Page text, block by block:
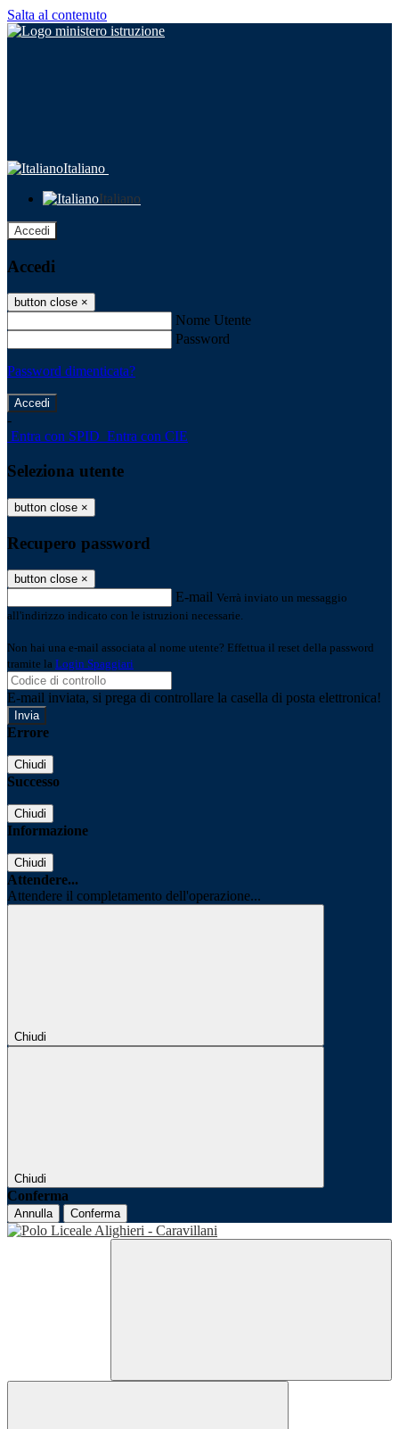
Salta al contenuto
Italiano
Italiano
Accedi
Accedi
button close ×
Nome Utente
Password
Password dimenticata?
-
Entra con SPID Entra con CIE
Seleziona utente
button close ×
Recupero password
button close ×
E-mail Verrà inviato un messaggio
all'indirizzo indicato con le istruzioni necessarie.
Non hai una e-mail associata al nome utente? Effettua il reset della password
tramite la Login Spaggiari
E-mail inviata, si prega di controllare la casella di posta elettronica!
Errore
Chiudi
Successo
Chiudi
Informazione
Chiudi
Attendere...
Attendere il completamento dell'operazione...
Chiudi
Chiudi
Conferma
Annulla Conferma